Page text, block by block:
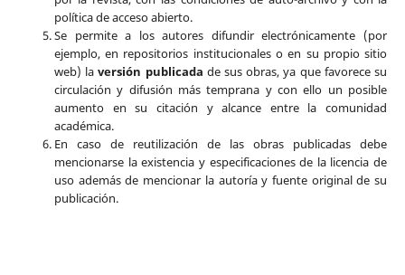
política de acceso abierto.
Se permite a los autores difundir electrónicamente (por
ejemplo, en repositorios institucionales o en su propio sitio
web) laversión publicada de sus obras, ya que favorece su
circulación y difusión más temprana y con ello un posible
aumento en su citación y alcance entre la comunidad
académica.
En caso de reutilización de las obras publicadas debe
mencionarse la existencia y especificaciones de la licencia de
uso además de mencionar la autoría y fuente original de su
publicación.